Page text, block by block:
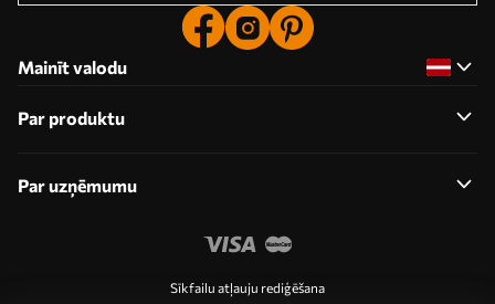
Mainīt valodu
Par produktu
Par uzņēmumu
Sīkfailu atļauju rediģēšana